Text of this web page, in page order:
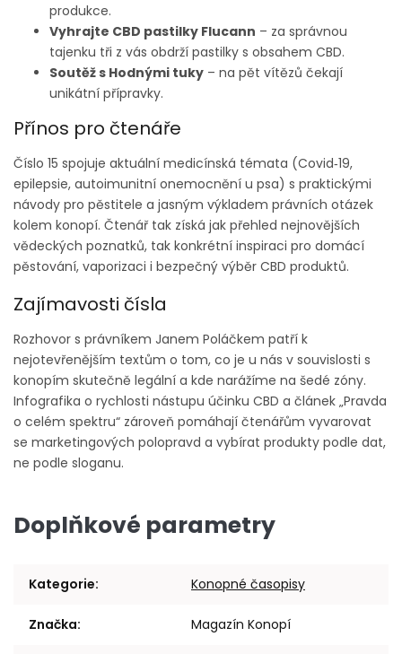
produkce.
Vyhrajte CBD pastilky Flucann – za správnou
tajenku tři z vás obdrží pastilky s obsahem CBD.
Soutěž s Hodnými tuky – na pět vítězů čekají
unikátní přípravky.
Přínos pro čtenáře
Číslo 15 spojuje aktuální medicínská témata (Covid‑19,
epilepsie, autoimunitní onemocnění u psa) s praktickými
návody pro pěstitele a jasným výkladem právních otázek
kolem konopí. Čtenář tak získá jak přehled nejnovějších
vědeckých poznatků, tak konkrétní inspiraci pro domácí
pěstování, vaporizaci i bezpečný výběr CBD produktů.
Zajímavosti čísla
Rozhovor s právníkem Janem Poláčkem patří k
nejotevřenějším textům o tom, co je u nás v souvislosti s
konopím skutečně legální a kde narážíme na šedé zóny.
Infografika o rychlosti nástupu účinku CBD a článek „Pravda
o celém spektru“ zároveň pomáhají čtenářům vyvarovat
se marketingových polopravd a vybírat produkty podle dat,
ne podle sloganu.
Doplňkové parametry
Kategorie: Konopné časopisy
Značka: Magazín Konopí